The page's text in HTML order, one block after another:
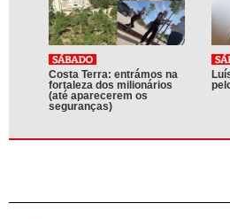
Costa Terra: entrámos na
fortaleza dos milionários
(até aparecerem os
seguranças)